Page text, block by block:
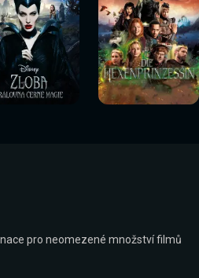
Sledovat
nyní
Sledovat
nyní
Sledovat
nyní
pro neomezené množství filmů